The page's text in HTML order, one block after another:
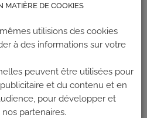
MATIÈRE DE COOKIES
utilisions des cookies
à des informations sur votre
peuvent être utilisées pour
et du contenu et en
pour développer et
partenaires.